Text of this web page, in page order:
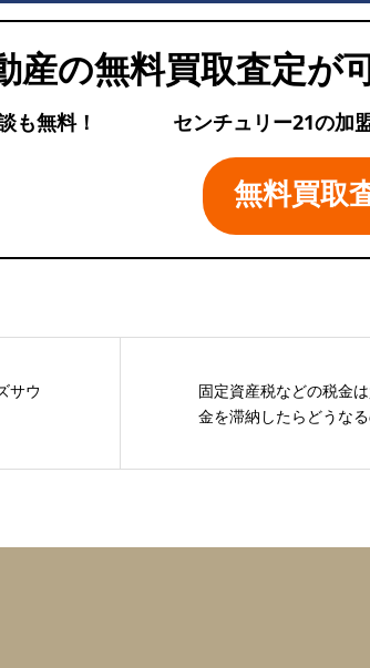
産の無料買取査定が
も無料！ センチュリー21の加
無料買取
サウ
固定資産税などの税金
金を滞納したらどうなる